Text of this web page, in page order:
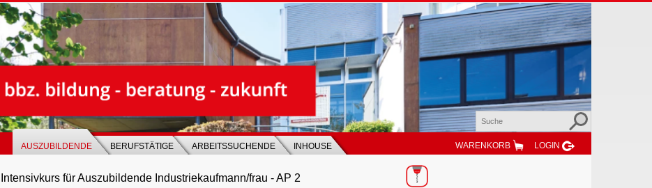
AUSZUBILDENDE BERUFSTÄTIGE ARBEITSSUCHENDE INHOUSE WARENKORB LOGIN
Intensivkurs für Auszubildende Industriekaufmann/frau - AP 2